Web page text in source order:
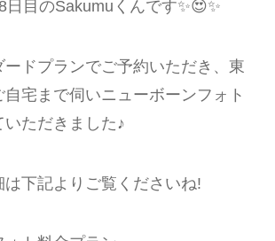
日目のSakumuくんです✨😍✨
ドプランでご予約いただき、東
宅まで伺いニューボーンフォト
ただきました♪
下記よりご覧くださいね!